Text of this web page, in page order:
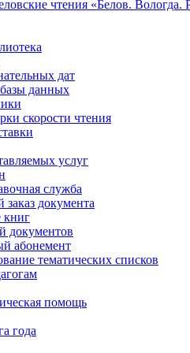
чтения «Белов. Вологда.
дат
данных
скорости чтения
услуг
служба
документа
книг
документов
абонемент
тематических списков
помощь
года